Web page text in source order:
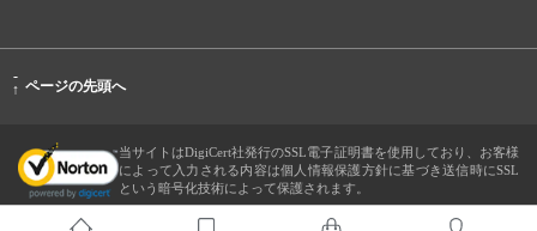
-
↑ ページの先頭へ
当サイトはDigiCert社発行のSSL電子証明書を使用しており、お客様
によって入力される内容は個人情報保護方針に基づき送信時にSSL
という暗号化技術によって保護されます。